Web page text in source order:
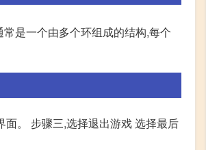
是一个由多个环组成的结构,每个
。 步骤三,选择退出游戏 选择最后